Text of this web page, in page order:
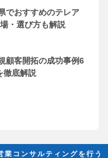
でおすすめのテレア
・選び方も解説
顧客開拓の成功事例6
徹底解説
コンサルティングを行う